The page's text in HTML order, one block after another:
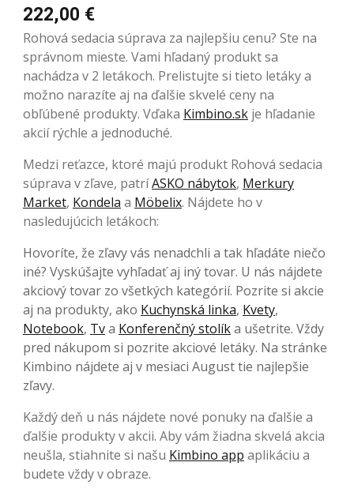
222,00 €
Rohová sedacia súprava za najlepšiu cenu? Ste na
správnom mieste. Vami hľadaný produkt sa
nachádza v 2 letákoch. Prelistujte si tieto letáky a
možno narazíte aj na ďalšie skvelé ceny na
obľúbené produkty. Vďaka Kimbino.sk je hľadanie
akcií rýchle a jednoduché.
Medzi reťazce, ktoré majú produkt Rohová sedacia
súprava v zľave, patríASKO nábytok, Merkury
Market, Kondela a Möbelix. Nájdete ho v
nasledujúcich letákoch:
Hovoríte, že zľavy vás nenadchli a tak hľadáte niečo
iné? Vyskúšajte vyhľadať aj iný tovar. U nás nájdete
akciový tovar zo všetkých kategórií. Pozrite si akcie
aj na produkty, ako Kuchynská linka, Kvety,
Notebook, Tva Konferenčný stolíka ušetrite. Vždy
pred nákupom si pozrite akciové letáky. Na stránke
Kimbino nájdete aj v mesiaci August tie najlepšie
zľavy.
Každý deň u nás nájdete nové ponuky na ďalšie a
ďalšie produkty v akcii. Aby vám žiadna skvelá akcia
neušla, stiahnite si našu Kimbino app aplikáciu a
budete vždy v obraze.